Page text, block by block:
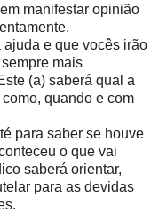
manifestar opinião
ajuda e que vocês irão
mais
(a) saberá qual a
quando e com
para saber se houve
o que vai
saberá orientar,
para as devidas